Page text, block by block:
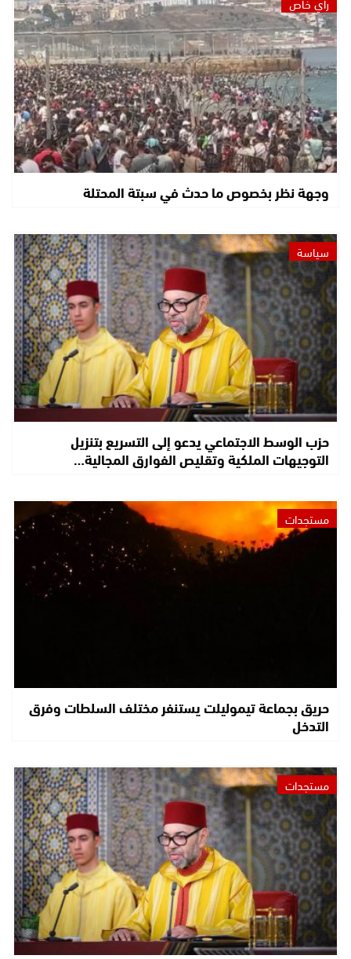
وجهة نظر بخصوص ما حدث في سبتة المحتلة
سياسة
حزب الوسط الاجتماعي يدعو إلى التسريع بتنزيل
التوجيهات الملكية وتقليص الفوارق المجالية…
مستجدات
حريق بجماعة تيموليلت يستنفر مختلف السلطات وفرق
التدخل
مستجدات